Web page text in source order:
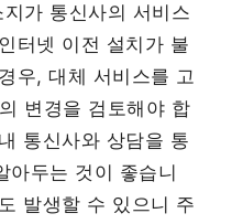
가 통신사의 서비스
터넷 이전 설치가 불
우, 대체 서비스를 고
변경을 검토해야 합
통신사와 상담을 통
아두는 것이 좋습니
발생할 수 있으니 주